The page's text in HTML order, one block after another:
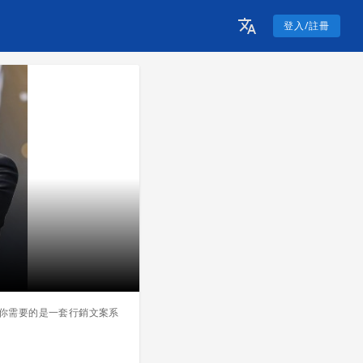
登入/註冊
需要的是一套行銷文案系